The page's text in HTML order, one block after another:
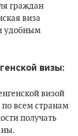
граждан
виза
удобным
визы:
визой
всем странам
получать